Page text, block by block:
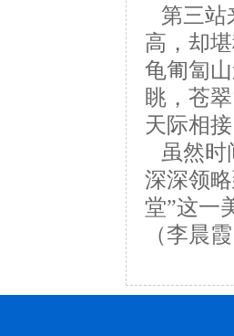
第三站
高，却
龟匍匐
眺，苍
天际相
虽然时
深深领
堂”这一
（李晨